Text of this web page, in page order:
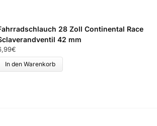
28 Zoll Continental Race
42 mm
€
In den Warenkorb